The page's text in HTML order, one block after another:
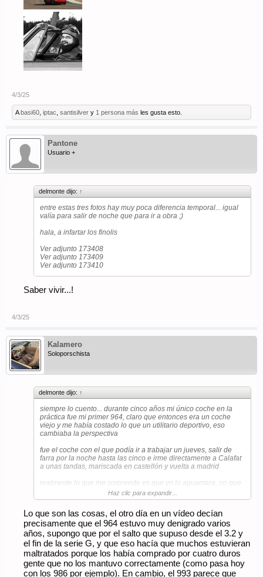
4/3/25
Abasi60 iptac santisilver y 1 persona más les gusta esto.
Pantone
Usuario +
delmonte dijo: ↑
entre estas tres fotos hay muy poca diferencia temporal... igual
valía para salir de noche que para ir a obra ;)
hala, a infartar los finolis
Ver adjunto 173408
Ver adjunto 173409
Ver adjunto 173410
Saber vivir...!
4/3/25
Kalamero
Soloporschista
delmonte dijo: ↑
siempre lo cuento... durante cinco años mi único coche en la
práctica fue mi primer 964, claro que entonces era un coche
viejo y me había costado lo que un utilitario deportivo, eso
cambiaba la perspectiva
fue el coche con el que podía ir a trabajar un jueves, salir de
farra por la noche hasta las cinco e irme directamente a Calafat
a unas tandas, mariscada en castellón y vuelta a madrid
realmente lo que me sorprende es que yo lo aguantara, no que
Haz clic para expandir...
Lo que son las cosas, el otro día en un vídeo decían
precisamente que el 964 estuvo muy denigrado varios
años, supongo que por el salto que supuso desde el 3.2 y
el fin de la serie G, y que eso hacía que muchos estuvieran
maltratados porque los había comprado por cuatro duros
gente que no los mantuvo correctamente (como pasa hoy
con los 986 por ejemplo). En cambio, el 993 parece que